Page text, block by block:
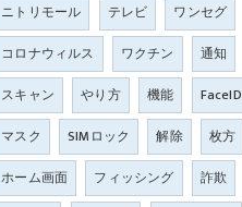
ニトリモール
テレビ
ワンセグ
コロナウィルス
ワクチン
通知
スキャン
やり方 機能
FaceID
マスク
SIMロック 解除
枚方
ホーム画面
フィッシング
詐欺